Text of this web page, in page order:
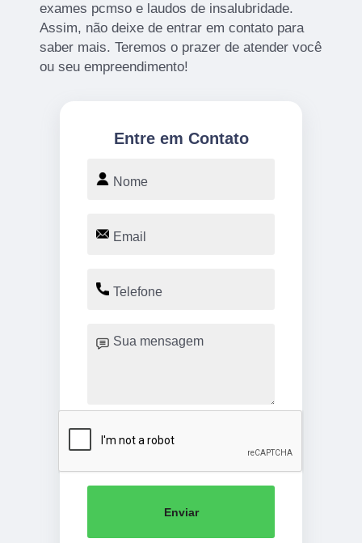
exames pcmso e laudos de insalubridade.
Assim, não deixe de entrar em contato para
saber mais. Teremos o prazer de atender você
ou seu empreendimento!
Entre em Contato
Enviar